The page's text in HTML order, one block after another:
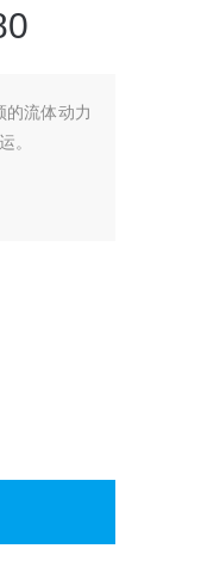
的流体动力
。